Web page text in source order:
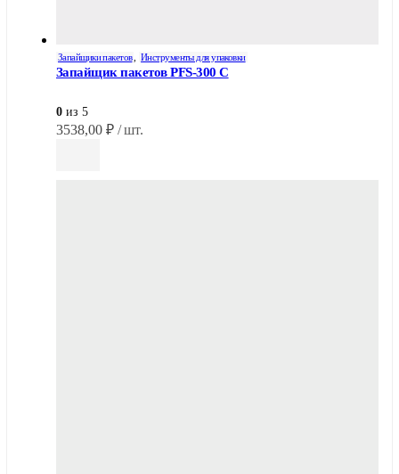
Запайщики пакетов Инструменты для упаковки
Запайщик пакетов PFS-300 C
0 из 5
3538,00 ₽ / шт.